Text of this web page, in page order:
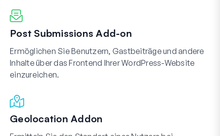
Post Submissions Add-on
Ermöglichen Sie Benutzern, Gastbeiträge und andere
Inhalte über das Frontend Ihrer WordPress-Website
einzureichen.
Geolocation Addon